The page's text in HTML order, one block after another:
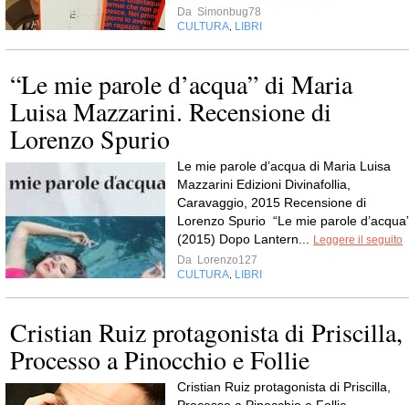
Da Simonbug78
CULTURA LIBRI
“Le mie parole d’acqua” di Maria
Luisa Mazzarini. Recensione di
Lorenzo Spurio
Le mie parole d’acqua di Maria Luisa
Mazzarini Edizioni Divinafollia,
Caravaggio, 2015 Recensione di
Lorenzo Spurio “Le mie parole
(2015) Dopo Lantern...
Leggere il seguito
Da Lorenzo127
CULTURA LIBRI
Cristian Ruiz protagonista di Priscilla,
Processo a Pinocchio e Follie
Cristian Ruiz protagonista di Priscilla,